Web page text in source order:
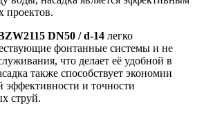
проектов.
DN50 / d-14 легко
фонтанные системы и не
что делает её удобной в
также способствует экономии
эффективности и точности
струй.